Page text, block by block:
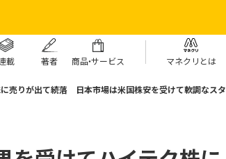
載 著者 商品・サービス マネクリとは
売りが出て続落 日本市場は米国株安を受けて軟調なスタ